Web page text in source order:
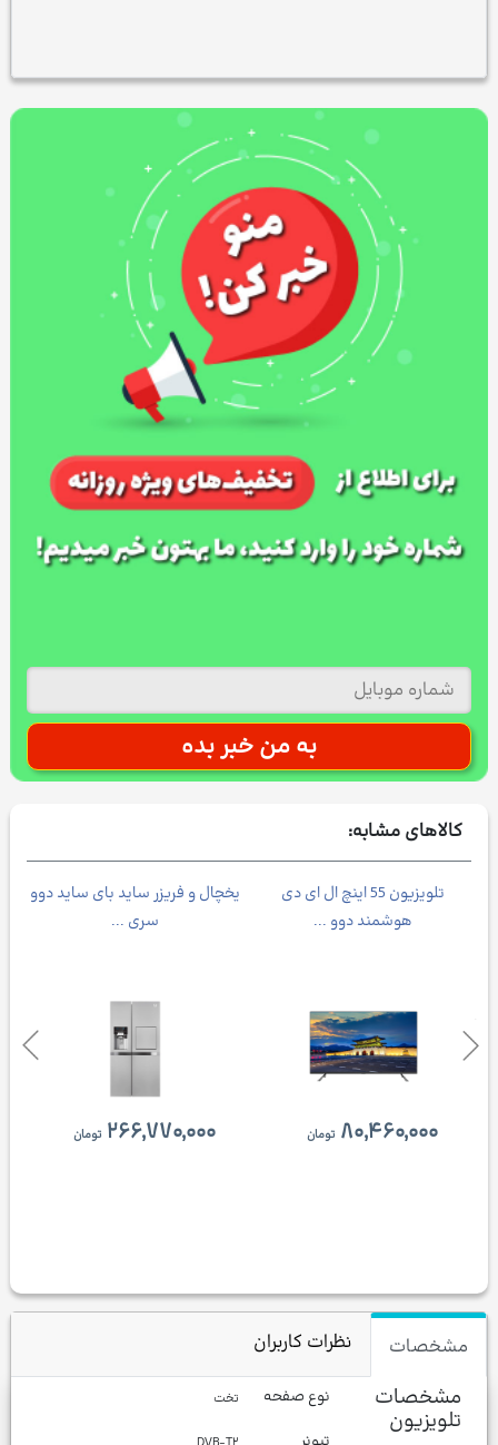
کالاهای مشابه:
یخچال و فریزر ساید بای ساید دوو
سری ...
۲۶۶,۷۷۰,۰۰۰ تومان
تلویزیون 55 اینچ ال ای دی
هوشمند دوو ...
۸۰,۴۶۰,۰۰۰ تومان
مشخصات نظرات کاربران
مشخصات
تلویزیون
نوع صفحه تخت